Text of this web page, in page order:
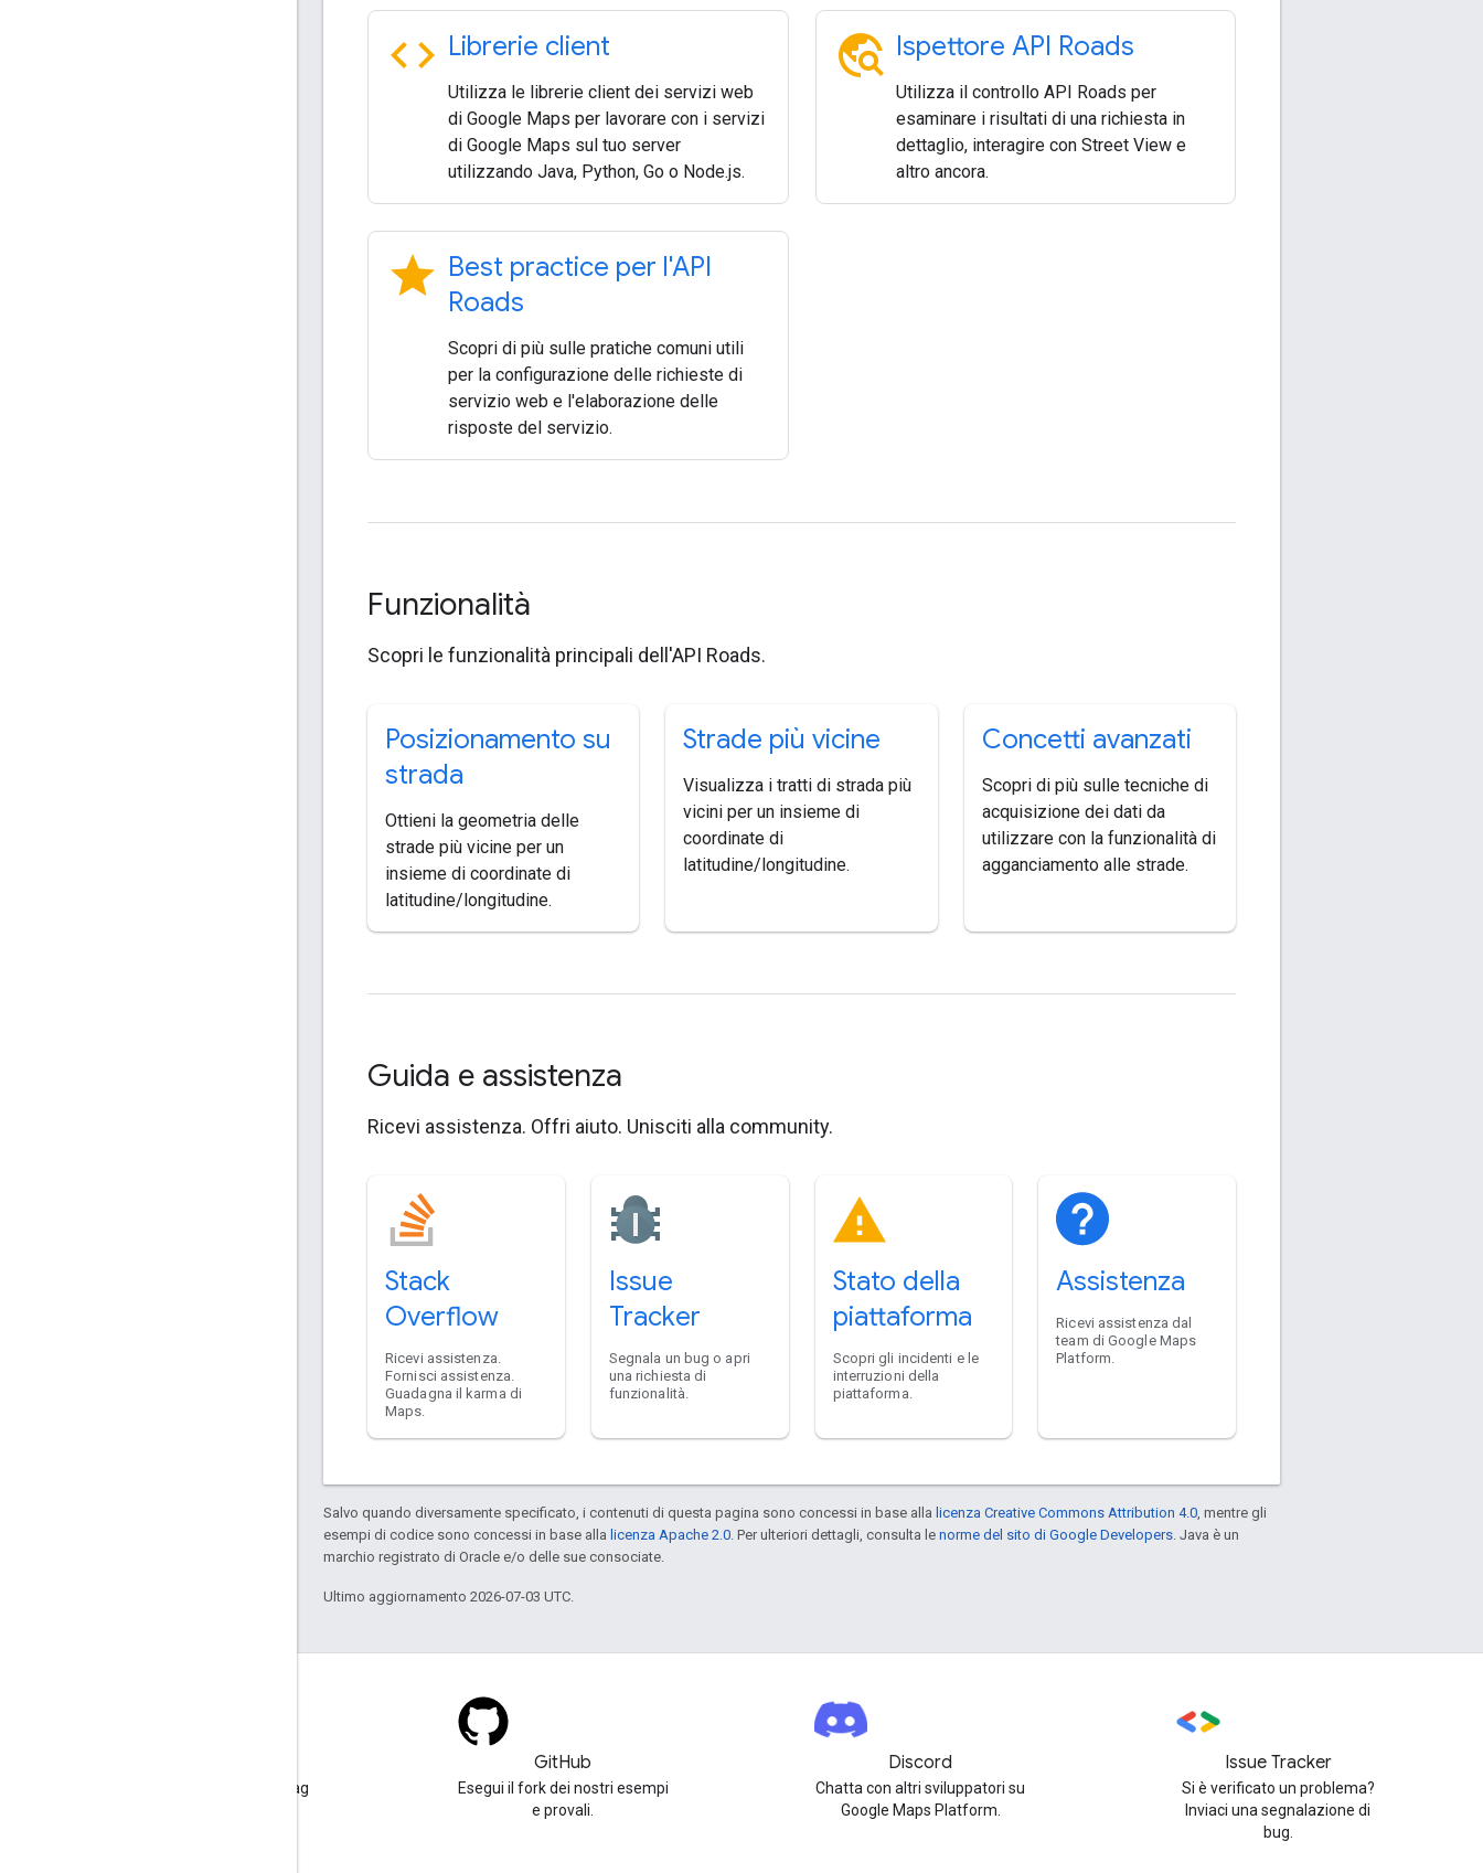
code Librerie client
Utilizza le librerie client dei servizi web
di Google Maps per lavorare con i servizi
di Google Maps sul tuo server
utilizzando Java, Python, Go o Node.js.
travel_explore Ispettore API Roads
Utilizza il controllo API Roads per
esaminare i risultati di una richiesta in
dettaglio, interagire con Street View e
altro ancora.
star Best practice per l'API
Roads
Scopri di più sulle pratiche comuni utili
per la configurazione delle richieste di
servizio web e l'elaborazione delle
risposte del servizio.
Funzionalità
Scopri le funzionalità principali dell'API Roads.
Posizionamento su
strada
Ottieni la geometria delle
strade più vicine per un
insieme di coordinate di
latitudine/longitudine.
Strade più vicine
Visualizza i tratti di strada più
vicini per un insieme di
coordinate di
latitudine/longitudine.
Concetti avanzati
Scopri di più sulle tecniche di
acquisizione dei dati da
utilizzare con la funzionalità di
agganciamento alle strade.
Guida e assistenza
Ricevi assistenza. Offri aiuto. Unisciti alla community.
Stack
Overflow
Ricevi assistenza.
Fornisci assistenza.
Guadagna il karma di
Maps.
Issue
Tracker
Segnala un bug o apri
una richiesta di
funzionalità.
Stato della
piattaforma
Scopri gli incidenti e le
interruzioni della
piattaforma.
Assistenza
Ricevi assistenza dal
team di Google Maps
Platform.
Salvo quando diversamente specificato, i contenuti di questa pagina sono concessi in base alla licenza Creative Commons Attribution 4.0 , mentre gli
esempi di codice sono concessi in base alla licenza Apache 2.0 . Per ulteriori dettagli, consulta le norme del sito di Google Developers . Java è un
marchio registrato di Oracle e/o delle sue consociate.
Ultimo aggiornamento 2026-07-03 UTC.
Poni una domanda sotto il tag
GitHub
Esegui il fork dei nostri esempi
e provali.
Discord
Chatta con altri sviluppatori su
Google Maps Platform.
Issue Tracker
Si è verificato un problema?
Inviaci una segnalazione di
bug.